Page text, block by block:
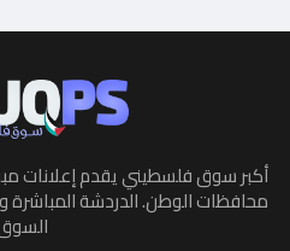
أكبر سوق فلسطيني يقدم إعلانات
محافظات الوطن. الدردشة المباشرة